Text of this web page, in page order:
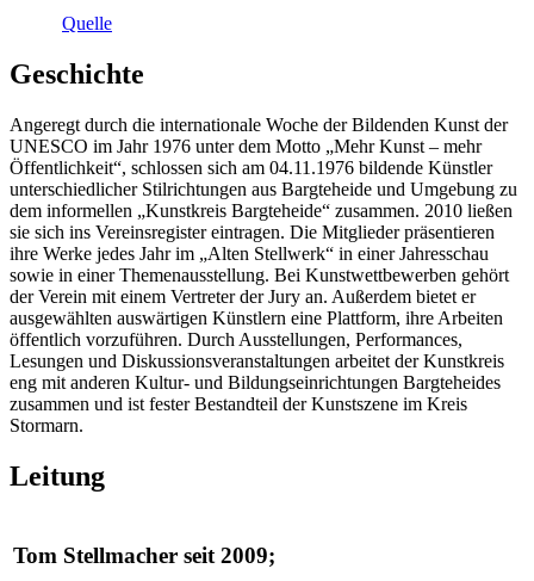
Quelle
Geschichte
Angeregt durch die internationale Woche der Bildenden Kunst der
UNESCO im Jahr 1976 unter dem Motto „Mehr Kunst – mehr
Öffentlichkeit“, schlossen sich am 04.11.1976 bildende Künstler
unterschiedlicher Stilrichtungen aus Bargteheide und Umgebung zu
dem informellen „Kunstkreis Bargteheide“ zusammen. 2010 ließen
sie sich ins Vereinsregister eintragen. Die Mitglieder präsentieren
ihre Werke jedes Jahr im „Alten Stellwerk“ in einer Jahresschau
sowie in einer Themenausstellung. Bei Kunstwettbewerben gehört
der Verein mit einem Vertreter der Jury an. Außerdem bietet er
ausgewählten auswärtigen Künstlern eine Plattform, ihre Arbeiten
öffentlich vorzuführen. Durch Ausstellungen, Performances,
Lesungen und Diskussionsveranstaltungen arbeitet der Kunstkreis
eng mit anderen Kultur- und Bildungseinrichtungen Bargteheides
zusammen und ist fester Bestandteil der Kunstszene im Kreis
Stormarn.
Leitung
Tom Stellmacher seit 2009;